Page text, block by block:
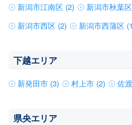
新潟市江南区 (2)
新潟市秋葉
新潟市西区 (2)
新潟市西蒲区
下越エリア
新発田市 (3) 村上市 (2) 佐
県央エリア